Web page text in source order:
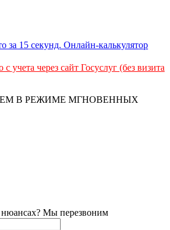
учета через сайт Госуслуг (без визита
В РЕЖИМЕ МГНОВЕННЫХ
нюансах? Мы перезвоним